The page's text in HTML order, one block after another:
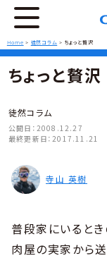
Home > 徒然コラム > ちょっと贅沢
ちょっと贅沢
徒然コラム
公開日： 2008.12.27
最終更新日： 2017.11.21
寺山 英樹
普段家にいるとき
肉屋の実家から